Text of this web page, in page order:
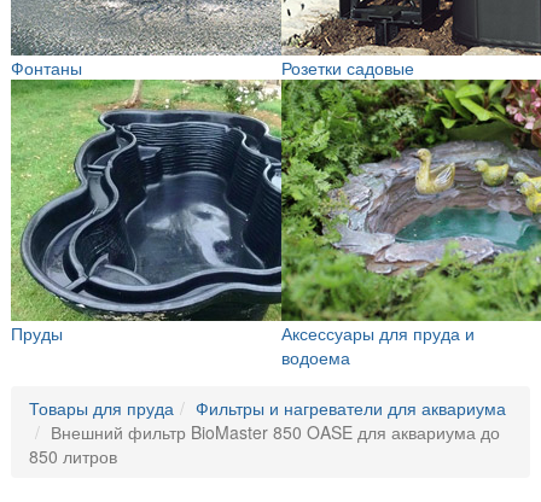
Фонтаны Розетки садовые
Пруды
Аксессуары для пруда и
водоема
Товары для пруда
Фильтры и нагреватели для аквариума
Внешний фильтр BioMaster 850 OASE для аквариума до
850 литров